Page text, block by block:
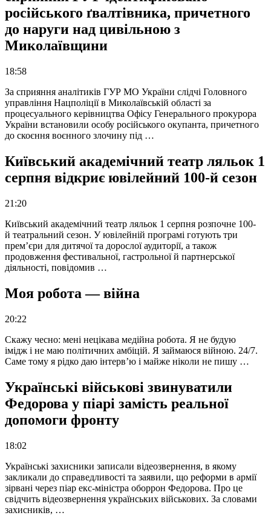
російського ґвалтівника, причетного
до наруги над цивільною з
Миколаївщини
18:58
За сприяння аналітиків ГУР МО України слідчі Головного
управління Нацполіції в Миколаївській області за
процесуального керівництва Офісу Генерального прокурора
України встановили особу російського окупанта, причетного
до скоєння воєнного злочину під …
Київський академічний театр ляльок 1
серпня відкриє ювілейний 100-й сезон
21:20
Київський академічний театр ляльок 1 серпня розпочне 100-
й театральний сезон. У ювілейній програмі готують три
прем’єри для дитячої та дорослої аудиторії, а також
продовження фестивальної, гастрольної й партнерської
діяльності, повідомив …
Моя робота — війна
20:22
Скажу чесно: мені нецікава медійна робота. Я не будую
імідж і не маю політичних амбіцій. Я займаюся війною. 24/7.
Саме тому я рідко даю інтерв’ю і майже ніколи не пишу …
Українські військові звинуватили
Федорова у піарі замість реальної
допомоги фронту
18:02
Українські захисники записали відеозвернення, в якому
закликали до справедливості та заявили, що реформи в армії
зірвані через піар екс-міністра оборрон Федорова. Про це
свідчить відеозвернення українських військових. За словами
захисників, …